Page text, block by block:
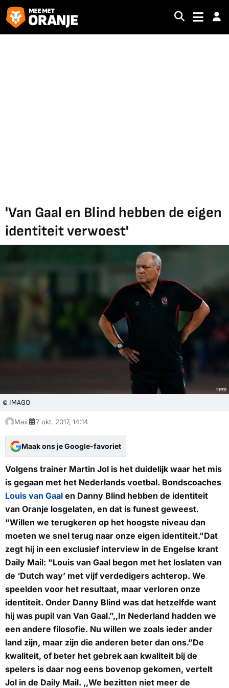
'Van Gaal en Blind hebben de eigen
identiteit verwoest'
© IMAGO
Max 7 okt. 2017, 14:14
Maak ons je Google-favoriet
Volgens trainer Martin Jol is het duidelijk waar het mis
is gegaan met het Nederlands voetbal. Bondscoaches
Louis van Gaal en Danny Blind hebben de identiteit
van Oranje losgelaten, en dat is funest geweest.
"Willen we terugkeren op het hoogste niveau dan
moeten we snel terug naar onze eigen identiteit."Dat
zegt hij in een exclusief interview in de Engelse krant
Daily Mail: "Louis van Gaal begon met het loslaten van
de ‘Dutch way’ met vijf verdedigers achterop. We
speelden voor het resultaat, maar verloren onze
identiteit. Onder Danny Blind was dat hetzelfde want
hij was pupil van Van Gaal.”,,In Nederland hadden we
een andere filosofie. Nu willen we zoals ieder ander
land zijn, maar zijn die anderen beter dan ons.”De
kwaliteit, of beter het gebrek aan kwaliteit bij de
spelers is daar nog eens bovenop gekomen, vertelt
Jol in de Daily Mail. ,,We bezitten niet meer de